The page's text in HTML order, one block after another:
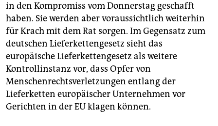
in den Kompromiss vom Donnerstag geschafft
haben. Sie werden aber voraussichtlich weiterhin
für Krach mit dem Rat sorgen. Im Gegen­satz zum
deutschen Lieferkettengesetz sieht das
europäische Lieferkettengesetz als weitere
Kontrollinstanz vor, dass Opfer von
Menschenrechtsverletzungen entlang der
Lieferketten europäischer Unternehmen vor
Gerichten in der EU klagen können.